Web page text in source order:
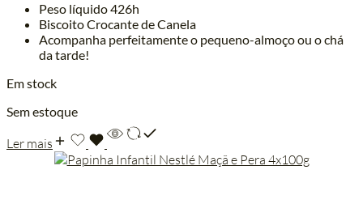
Peso líquido 426h
Biscoito Crocante de Canela
Acompanha perfeitamente o pequeno-almoço ou o chá
da tarde!
Em stock
Sem estoque
Ler mais